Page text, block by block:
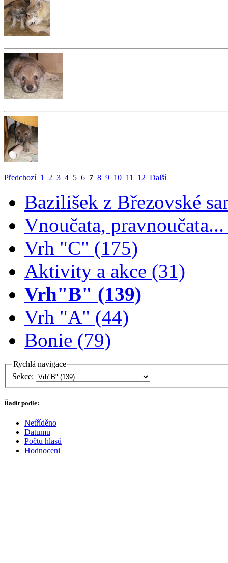
Předchozí 1 2 3 4 5 6 7 8 9 10 11 12 Další
Bazilišek z Březovské
Vnoučata,
Vrh "C" (175)
Aktivity a akce (31)
Vrh"B" (139)
Vrh "A" (44)
Bonie (79)
Rychlá navigace
Sekce:
Řadit podle:
Netříděno
Datumu
Počtu hlasů
Hodnoceni